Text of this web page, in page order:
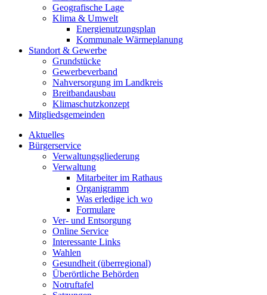
Geografische Lage
Klima & Umwelt
Energienutzungsplan
Kommunale Wärmeplanung
Standort & Gewerbe
Grundstücke
Gewerbeverband
Nahversorgung im Landkreis
Breitbandausbau
Klimaschutzkonzept
Mitgliedsgemeinden
Aktuelles
Bürgerservice
Verwaltungsgliederung
Verwaltung
Mitarbeiter im Rathaus
Organigramm
Was erledige ich wo
Formulare
Ver- und Entsorgung
Online Service
Interessante Links
Wahlen
Gesundheit (überregional)
Überörtliche Behörden
Notruftafel